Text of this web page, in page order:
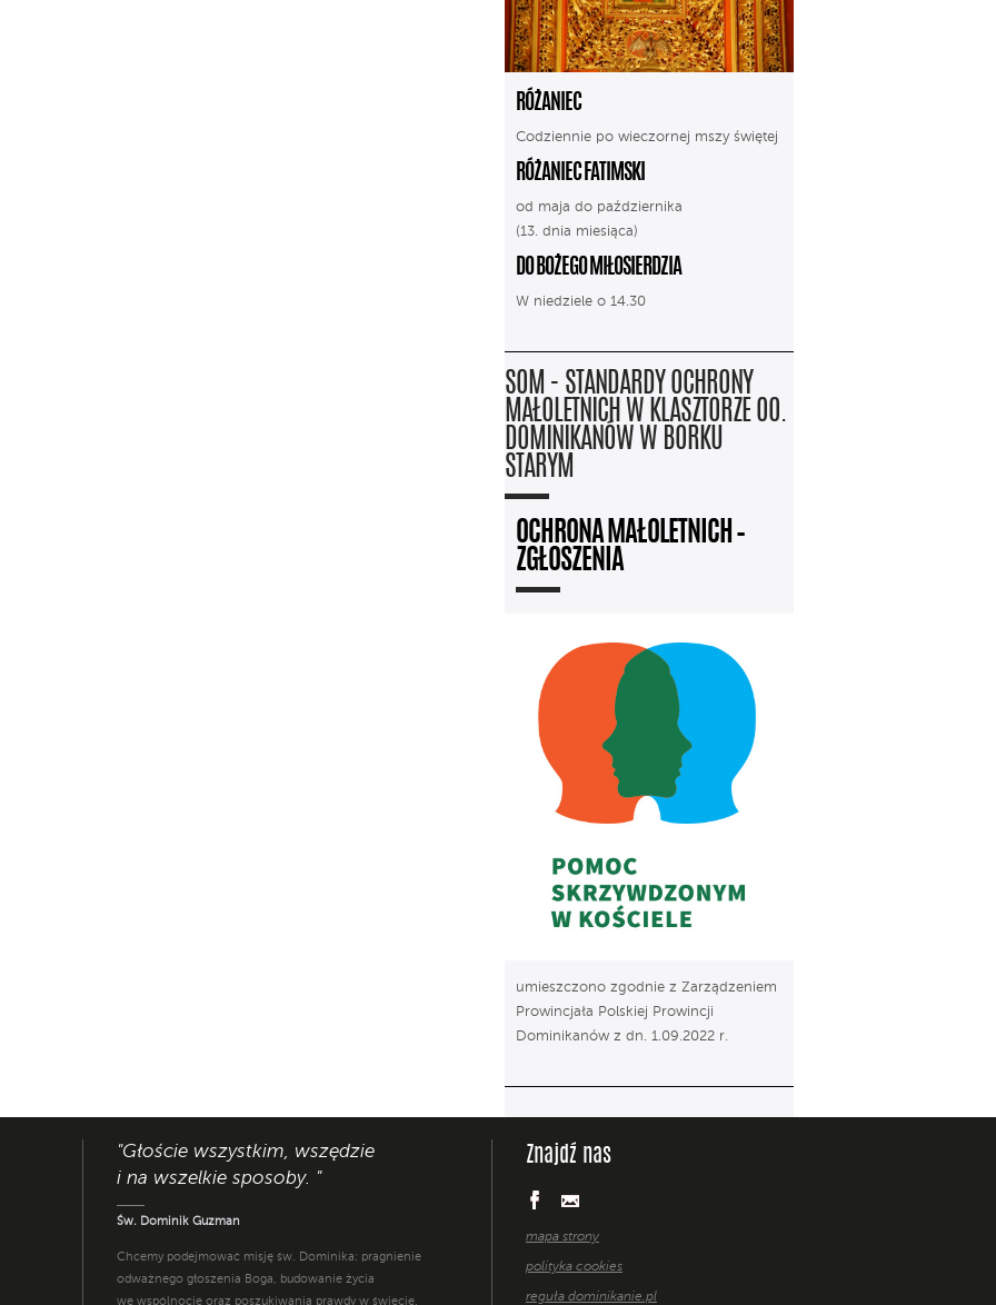
RÓŻANIEC
Codziennie po wieczornej mszy świętej
RÓŻANIEC FATIMSKI
od maja do października
(13. dnia miesiąca)
DO BOŻEGO MIŁOSIERDZIA
W niedziele o 14.30
SOM - STANDARDY OCHRONY
MAŁOLETNICH W KLASZTORZE OO.
DOMINIKANÓW W BORKU
STARYM
OCHRONA MAŁOLETNICH –
ZGŁOSZENIA
umieszczono zgodnie z Zarządzeniem
Prowincjała Polskiej Prowincji
Dominikanów z dn. 1.09.2022 r.
"Głoście wszystkim, wszędzie
i na wszelkie sposoby. "
Św. Dominik Guzman
Chcemy podejmować misję św. Dominika: pragnienie
odważnego głoszenia Boga, budowanie życia
we wspólnocie oraz poszukiwania prawdy w świecie.
Znajdź nas
mapa strony
polityka cookies
reguła dominikanie.pl